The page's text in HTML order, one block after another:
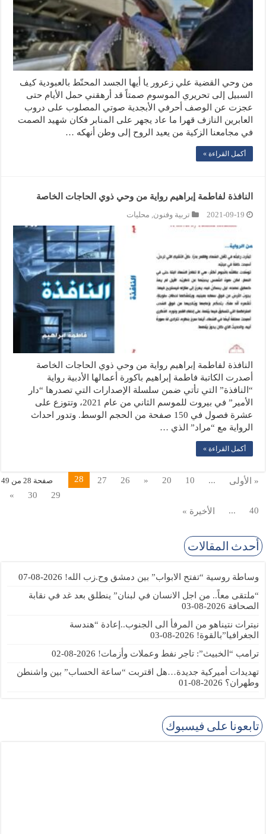
من وحي القضية علي زعرور يا أيها الجسد المحنّط بالعبودية كيف
السبيل إلى تحريري الموسوم صمتاً قد أرهقني حمل الأيام حتى
عجزت عن الوصف أحرفي الأبجدية صوتي المصلوب على دروب
العابرين النازف قهرا ما عاد يجهر على المنابر فكان شهيد الصمت
في مجامعنا الزكية من يعيد الروح إلى وطن أنهكه …
أكمل القراءة »
النافذة لفاطمة إبراهيم رواية من وحي ذوي الحاجات الخاصة
2021-09-19 تربية وفنون, محليات
النافذة لفاطمة إبراهيم رواية من وحي ذوي الحاجات الخاصة
أصدرت الكاتبة فاطمة إبراهيم باكورة أعمالها الأدبية رواية
“النافذة” التي تأتي ضمن سلسلة الإصدارات التي تصدرها “دار
الأمير” في بيروت للموسم الثاني من عام 2021، وتتوزع على
عشرة فصول في 150 صفحة من الحجم الوسط. وتدور احداث
الرواية مع “مراد” الذي …
أكمل القراءة »
صفحة 28 من 49 « الأولى ...
10
20
«
26
27
28
29
30
»
40
... الأخيرة »
أحدث المقالات
وساطة روسية “تفتح الابواب” بين دمشق وح.زب الله! 2026-08-07
“ملتقى معاً.. من اجل الانسان في لبنان” ينطلق بعد غد في نقابة
الصحافة 2026-08-03
نيترات نتيناهو من المرفأ الى الجنوب..إعادة “هندسة
الجغرافيا”بالقوة! 2026-08-03
ترامب “الخبيث”: تاجر نفط وعملات وأزمات! 2026-08-02
تهديدات أميركية جديدة…هل اقتربت “ساعة الحساب” بين واشنطن
وطهران؟ 2026-08-01
تابعونا على فيسبوك